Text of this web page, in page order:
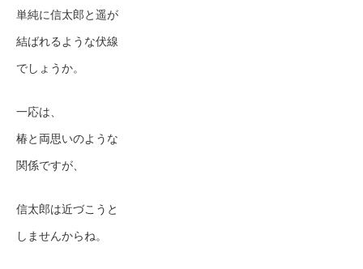
単純に信太郎と遥が
結ばれるような伏線
でしょうか。
一応は、
椿と両思いのような
関係ですが、
信太郎は近づこうと
しませんからね。